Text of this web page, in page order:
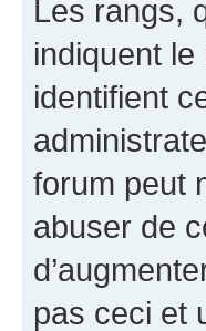
Les rangs,
indiquent
identifient
forum peut
abuser de
pas ceci et